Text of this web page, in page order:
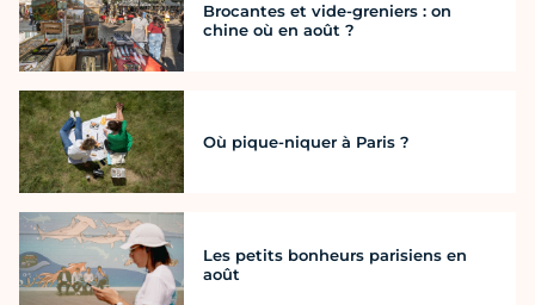
Brocantes et vide-greniers : on
chine où en août ?
Où pique-niquer à Paris ?
Les petits bonheurs parisiens en
août